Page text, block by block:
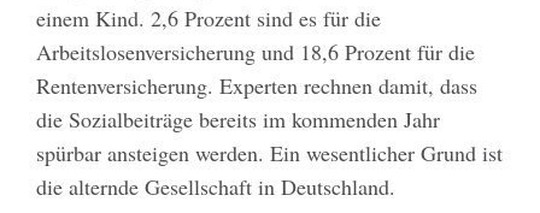
einem Kind. 2,6 Prozent sind es für die
Arbeitslosenversicherung und 18,6 Prozent für die
Rentenversicherung. Experten rechnen damit, dass
die Sozialbeiträge bereits im kommenden Jahr
spürbar ansteigen werden. Ein wesentlicher Grund ist
die alternde Gesellschaft in Deutschland.